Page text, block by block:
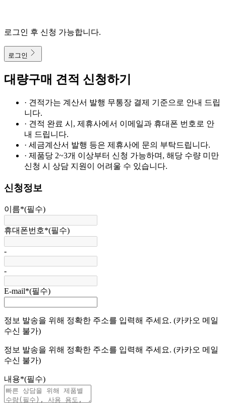
로그인 후 신청 가능합니다.
로그인
대량구매 견적 신청하기
· 견적가는 계산서 발행 무통장 결제 기준으로 안내 드립
니다.
· 견적 완료 시, 제휴사에서 이메일과 휴대폰 번호로 안
내 드립니다.
· 세금계산서 발행 등은 제휴사에 문의 부탁드립니다.
· 제품당 2~3개 이상부터 신청 가능하며, 해당 수량 미만
신청 시 상담 지원이 어려울 수 있습니다.
신청정보
이름*(필수)
휴대폰번호*(필수)
-
-
E-mail*(필수)
정보 발송을 위해 정확한 주소를 입력해 주세요. (카카오 메일
수신 불가)
정보 발송을 위해 정확한 주소를 입력해 주세요. (카카오 메일
수신 불가)
내용*(필수)